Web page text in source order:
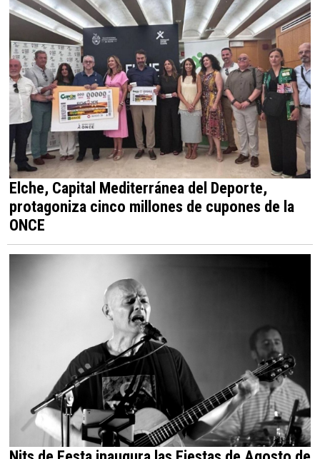
Elche, Capital Mediterránea del Deporte,
protagoniza cinco millones de cupones de la
ONCE